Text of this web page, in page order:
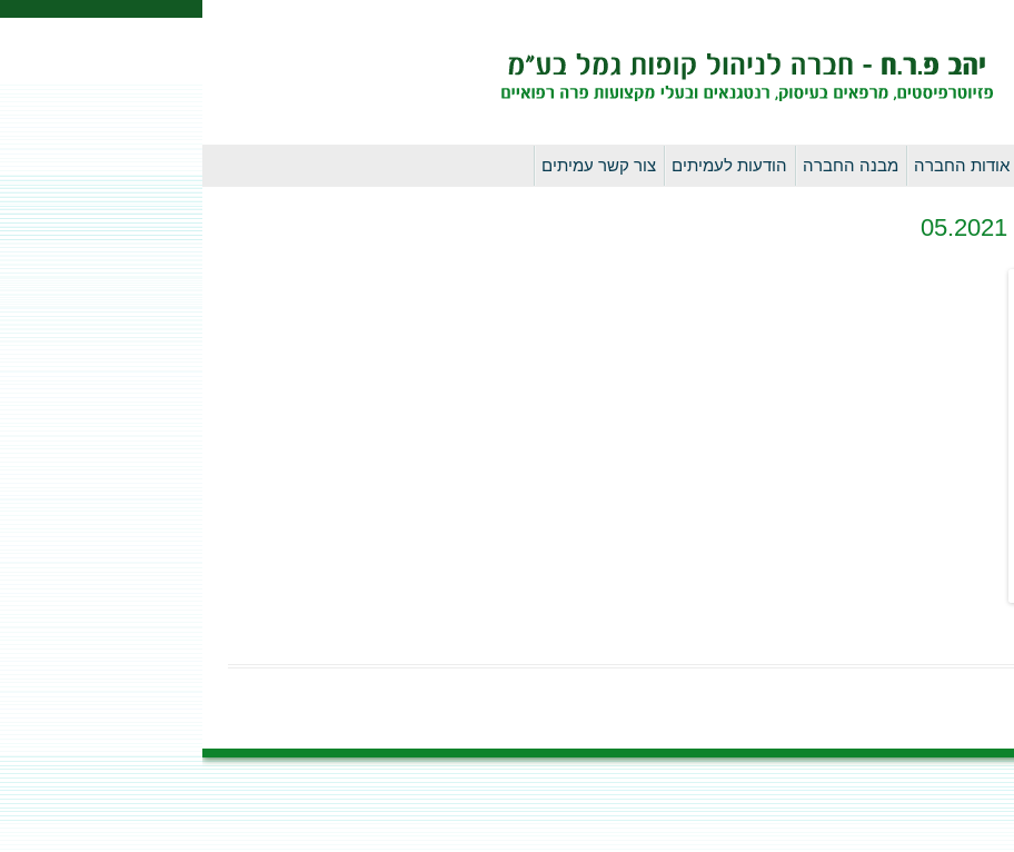
לדלג
אודות החברה מבנה החברה הודעות לעמיתים צור קשר עמיתים